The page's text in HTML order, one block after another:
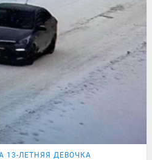
13-ЛЕТНЯЯ ДЕВОЧКА